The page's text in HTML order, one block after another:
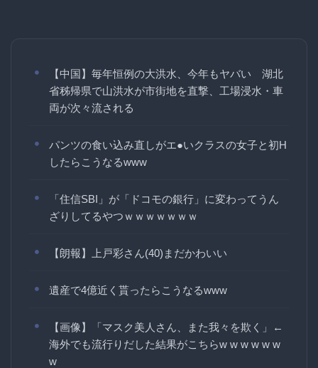
【中国】毎年恒例の大洪水、今年もヤバい 湖北
省秭帰県で山洪水が市街地を直撃、工場浸水・車
両が次々流される
パンツの食い込み直しがエ●いクラスの女子と初H
したらこうなるwww
「住信SBI」が「ドコモの銀行」に変わってうん
ざりしてるやつｗｗｗｗｗｗｗ
【朗報】上戸彩さん(40)まだかわいい
遺産で4億近く貰ったらこうなるwww
【画像】「マスク美人さん、また我々を欺く」←
海外でも流行りだした結果がこちらw w w w w w
w